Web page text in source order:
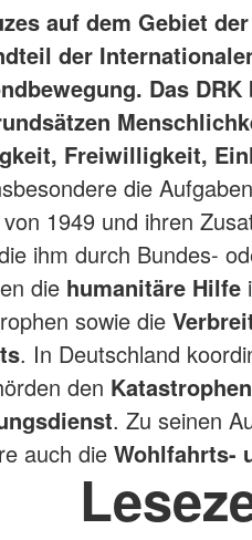
auf dem Gebiet
der
Das
Freiwilligkeit,
die
1949 und ihren
ihm durch Bundes-
die humanitäre Hilfe
sowie die
. In Deutschland
den
. Zu seinen
auch die Wohlfahrts-